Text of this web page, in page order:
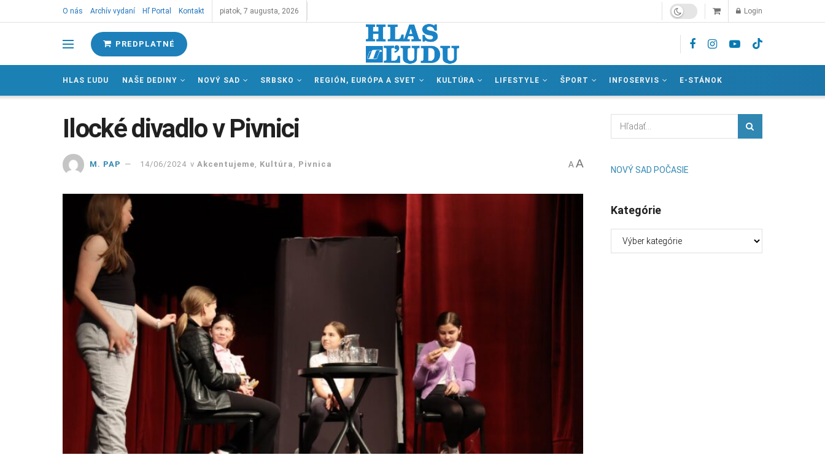
O nás Archív vydaní Hľ Portal Kontakt piatok, 7 augusta, 2026 Login
PREDPLATNÉ
HLAS ĽUDU NAŠE DEDINY NOVÝ SAD SRBSKO REGIÓN, EURÓPA A SVET KULTÚRA LIFESTYLE ŠPORT INFOSERVIS E-STÁNOK
Ilocké divadlo v Pivnici
M. PAP 14/06/2024 v Akcentujeme Kultúra Pivnica A A NOVÝ SAD POČASIE
Kategórie